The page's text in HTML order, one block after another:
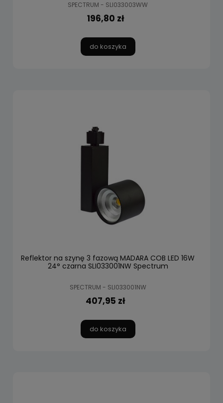
SPECTRUM - SLI033003WW
196,80 zł
do koszyka
Reflektor na szynę 3 fazową MADARA COB LED 16W
24° czarna SLI033001NW Spectrum
SPECTRUM - SLI033001NW
407,95 zł
do koszyka